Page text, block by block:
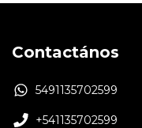
Contactános
5491135702599
+541135702599